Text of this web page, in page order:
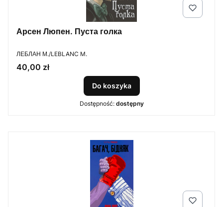
Арсен Люпен. Пуста голка
PRODUCENT
ЛЕБЛАН М./LEBLANC M.
Cena
40,00 zł
Do koszyka
Dostępność: dostępny